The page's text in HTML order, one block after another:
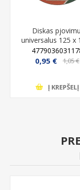
Diskas
universalus 125 x
22,2 mm Multi
0,95 € 1,05 €
Į KREPŠELĮ